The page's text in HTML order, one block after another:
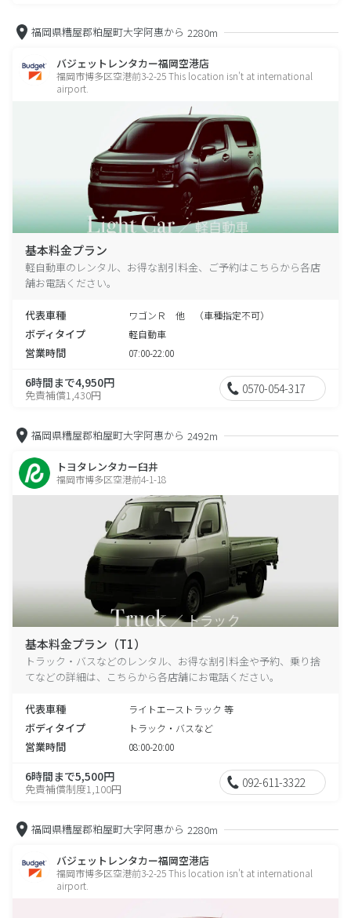
福岡県糟屋郡粕屋町大字阿惠から 2280m
バジェットレンタカー福岡空港店
福岡市博多区空港前3-2-25 This location isn't at international
airport.
基本料金プラン
軽自動車のレンタル、お得な割引料金、ご予約はこちらから各店
舗お電話ください。
代表車種 ワゴンＲ 他 （車種指定不可）
ボディタイプ 軽自動車
営業時間 07:00-22:00
6時間まで4,950円
免責補償1,430円 0570-054-317
福岡県糟屋郡粕屋町大字阿惠から 2492m
トヨタレンタカー臼井
福岡市博多区空港前4-1-18
基本料金プラン（T1）
トラック・バスなどのレンタル、お得な割引料金や予約、乗り捨
てなどの詳細は、こちらから各店舗にお電話ください。
代表車種 ライトエーストラック 等
ボディタイプ トラック・バスなど
営業時間 08:00-20:00
6時間まで5,500円
免責補償制度1,100円 092-611-3322
福岡県糟屋郡粕屋町大字阿惠から 2280m
バジェットレンタカー福岡空港店
福岡市博多区空港前3-2-25 This location isn't at international
airport.